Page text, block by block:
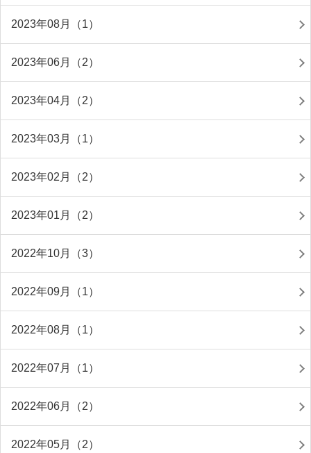
2023年08月（1）
2023年06月（2）
2023年04月（2）
2023年03月（1）
2023年02月（2）
2023年01月（2）
2022年10月（3）
2022年09月（1）
2022年08月（1）
2022年07月（1）
2022年06月（2）
2022年05月（2）